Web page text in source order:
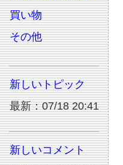
買い物
その他
新しいトピック
最新：07/18 20:41
新しいコメント